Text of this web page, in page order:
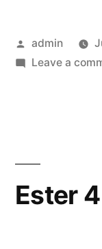
Posted
by
admin
Leave a
Ester 4